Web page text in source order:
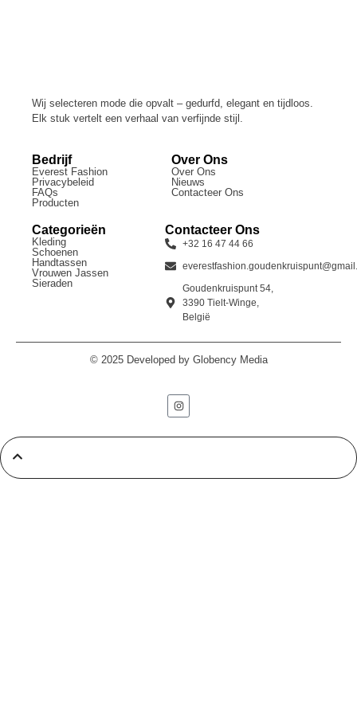
Wij selecteren mode die opvalt – gedurfd, elegant en tijdloos.
Elk stuk vertelt een verhaal van verfijnde stijl.
Bedrijf
Everest Fashion
Privacybeleid
FAQs
Producten
Over Ons
Over Ons
Nieuws
Contacteer Ons
Categorieën
Kleding
Schoenen
Handtassen
Vrouwen Jassen
Sieraden
Contacteer Ons
+32 16 47 44 66
Goudenkruispunt 54,
3390 Tielt-Winge,
België
© 2025 Developed by Globency Media